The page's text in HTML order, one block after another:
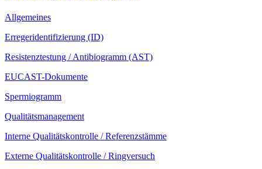
Allgemeines
Erregeridentifizierung (ID)
Resistenztestung / Antibiogramm (AST)
EUCAST-Dokumente
Spermiogramm
Qualitätsmanagement
Interne Qualitätskontrolle / Referenzstämme
Externe Qualitätskontrolle / Ringversuch